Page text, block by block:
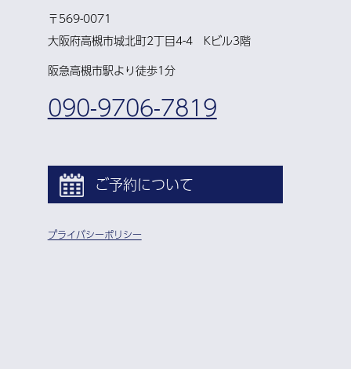
〒569-0071
大阪府高槻市城北町2丁目4-4 Kビル3階
阪急高槻市駅より徒歩1分
090-9706-7819
ご予約について
プライバシーポリシー